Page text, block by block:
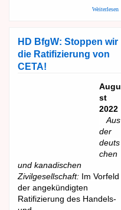
Weiterlesen
HD BfgW: Stoppen wir
die Ratifizierung von
CETA!
Augu
st
2022
Aus
der
deuts
chen
und kanadischen
Zivilgesellschaft: Im Vorfeld
der angekündigten
Ratifizierung des Handels-